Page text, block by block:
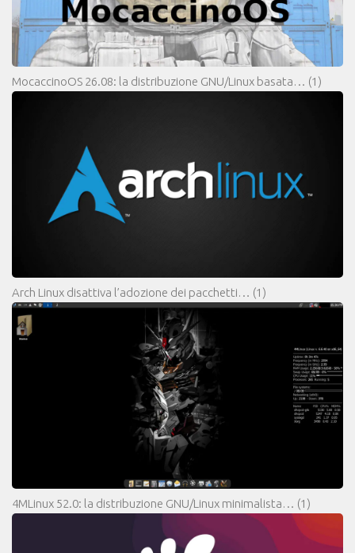
MocaccinoOS 26.08: la distribuzione GNU/Linux basata… (1)
Arch Linux disattiva l’adozione dei pacchetti… (1)
4MLinux 52.0: la distribuzione GNU/Linux minimalista… (1)